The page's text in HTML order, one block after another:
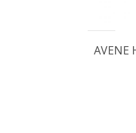
AVENE